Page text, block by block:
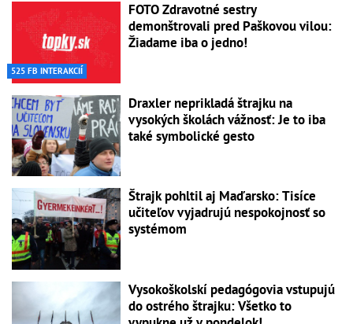
525 FB INTERAKCIÍ
FOTO Zdravotné sestry
demonštrovali pred Paškovou vilou:
Žiadame iba o jedno!
Draxler neprikladá štrajku na
vysokých školách vážnosť: Je to iba
také symbolické gesto
Štrajk pohltil aj Maďarsko: Tisíce
učiteľov vyjadrujú nespokojnosť so
systémom
Vysokoškolskí pedagógovia vstupujú
do ostrého štrajku: Všetko to